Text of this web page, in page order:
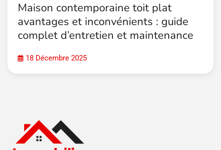
Maison contemporaine toit plat
avantages et inconvénients : guide
complet d’entretien et maintenance
18 Décembre 2025